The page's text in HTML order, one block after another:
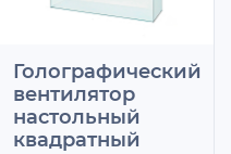
Голографический
вентилятор
настольный
квадратный